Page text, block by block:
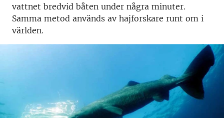
vattnet bredvid båten under några minuter.
Samma metod används av hajforskare runt om i
världen.